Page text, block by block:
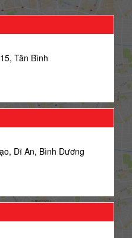
Tân Bình
Dĩ An, Bình Dương